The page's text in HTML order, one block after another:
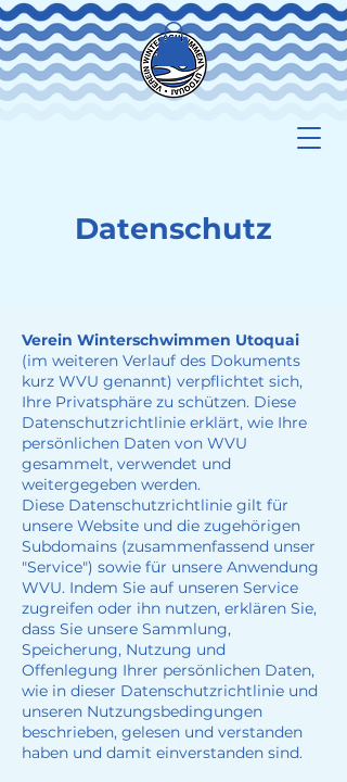
Datenschutz
Verein Winterschwimmen Utoquai
(im weiteren Verlauf des Dokuments
kurz WVU genannt) verpflichtet sich,
Ihre Privatsphäre zu schützen. Diese
Datenschutzrichtlinie erklärt, wie Ihre
persönlichen Daten von WVU
gesammelt, verwendet und
weitergegeben werden.
Diese Datenschutzrichtlinie gilt für
unsere Website und die zugehörigen
Subdomains (zusammenfassend unser
"Service") sowie für unsere Anwendung
WVU. Indem Sie auf unseren Service
zugreifen oder ihn nutzen, erklären Sie,
dass Sie unsere Sammlung,
Speicherung, Nutzung und
Offenlegung Ihrer persönlichen Daten,
wie in dieser Datenschutzrichtlinie und
unseren Nutzungsbedingungen
beschrieben, gelesen und verstanden
haben und damit einverstanden sind.